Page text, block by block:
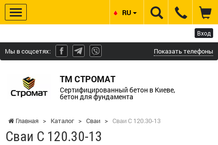
Вход
Мы в соцсетях: Показать телефоны
ТМ СТРОМАТ
Сертифицированный бетон в Киеве,
бетон для фундамента
RU
Главная > Каталог > Сваи > Сваи С 120.30-13
Сваи С 120.30-13